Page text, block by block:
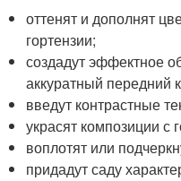
оттенят и дополнят
гортензии;
создадут эффектное
аккуратный передний
введут контрастные
украсят композиции с
воплотят или
придадут саду